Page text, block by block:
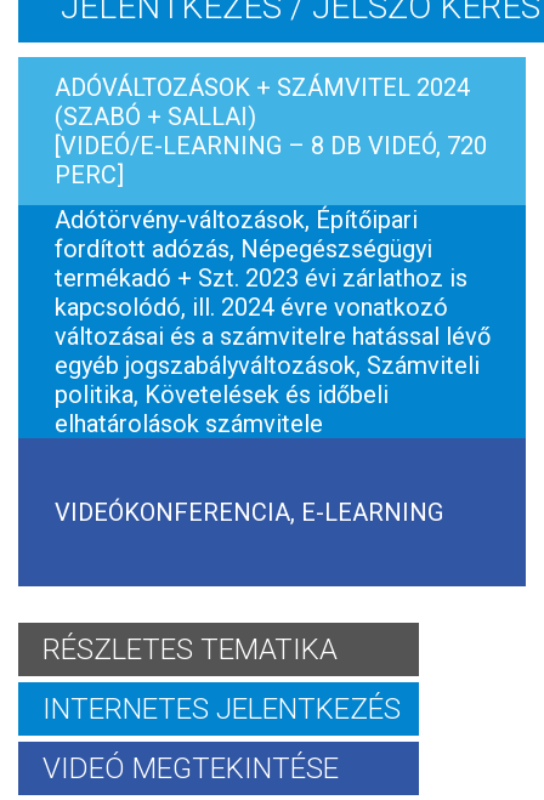
ADÓVÁLTOZÁSOK + SZÁMVITEL 2024
(SZABÓ + SALLAI)
[VIDEÓ/E-LEARNING – 8 DB VIDEÓ, 720
PERC]
Adótörvény-változások, Építőipari
fordított adózás, Népegészségügyi
termékadó + Szt. 2023 évi zárlathoz is
kapcsolódó, ill. 2024 évre vonatkozó
változásai és a számvitelre hatással lévő
egyéb jogszabályváltozások, Számviteli
politika, Követelések és időbeli
elhatárolások számvitele
VIDEÓKONFERENCIA, E-LEARNING
RÉSZLETES TEMATIKA
INTERNETES JELENTKEZÉS
VIDEÓ MEGTEKINTÉSE